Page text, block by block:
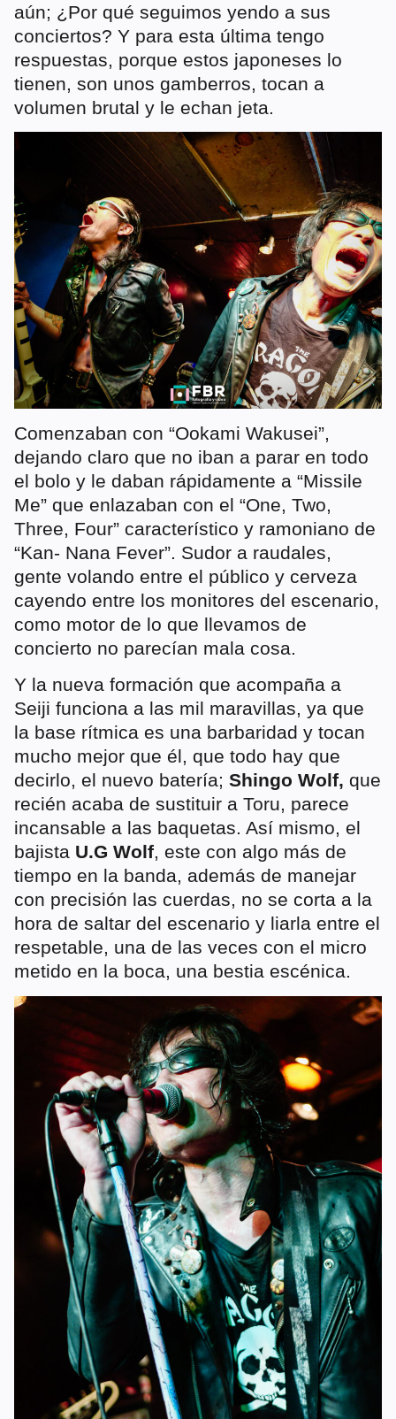
aún; ¿Por qué seguimos yendo a sus
conciertos? Y para esta última tengo
respuestas, porque estos japoneses lo
tienen, son unos gamberros, tocan a
volumen brutal y le echan jeta.
Comenzaban con “Ookami Wakusei”,
dejando claro que no iban a parar en todo
el bolo y le daban rápidamente a “Missile
Me” que enlazaban con el “One, Two,
Three, Four” característico y ramoniano de
“Kan- Nana Fever”. Sudor a raudales,
gente volando entre el público y cerveza
cayendo entre los monitores del escenario,
como motor de lo que llevamos de
concierto no parecían mala cosa.
Y la nueva formación que acompaña a
Seiji funciona a las mil maravillas, ya que
la base rítmica es una barbaridad y tocan
mucho mejor que él, que todo hay que
decirlo, el nuevo batería; Shingo Wolf, que
recién acaba de sustituir a Toru, parece
incansable a las baquetas. Así mismo, el
bajista U.G Wolf, este con algo más de
tiempo en la banda, además de manejar
con precisión las cuerdas, no se corta a la
hora de saltar del escenario y liarla entre el
respetable, una de las veces con el micro
metido en la boca, una bestia escénica.